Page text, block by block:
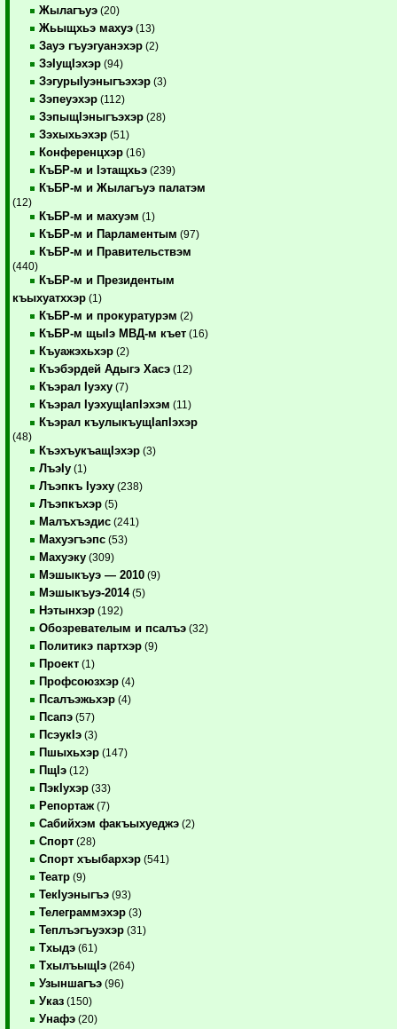
Жылагъуэ (20)
Жьыщхьэ махуэ (13)
Зауэ гъуэгуанэхэр (2)
ЗэIущIэхэр (94)
ЗэгурыIуэныгъэхэр (3)
Зэпеуэхэр (112)
ЗэпыщIэныгъэхэр (28)
Зэхыхьэхэр (51)
Конференцхэр (16)
КъБР-м и Iэтащхьэ (239)
КъБР-м и Жылагъуэ палатэм
(12)
КъБР-м и махуэм (1)
КъБР-м и Парламентым (97)
КъБР-м и Правительствэм
(440)
КъБР-м и Президентым
къыхуатххэр (1)
КъБР-м и прокуратурэм (2)
КъБР-м щыIэ МВД-м къет (16)
Къуажэхьхэр (2)
Къэбэрдей Адыгэ Хасэ (12)
Къэрал Iуэху (7)
Къэрал IуэхущIапIэхэм (11)
Къэрал къулыкъущIапIэхэр
(48)
КъэхъукъащIэхэр (3)
ЛъэIу (1)
Лъэпкъ Iуэху (238)
Лъэпкъхэр (5)
Малъхъэдис (241)
Махуэгъэпс (53)
Махуэку (309)
Мэшыкъуэ — 2010 (9)
Мэшыкъуэ-2014(5)
Нэтынхэр (192)
Обозревателым и псалъэ (32)
Политикэ партхэр (9)
Проект (1)
Профсоюзхэр (4)
Псалъэжьхэр (4)
Псапэ (57)
ПсэукIэ (3)
Пшыхьхэр (147)
ПщIэ (12)
ПэкIухэр (33)
Репортаж (7)
Сабийхэм факъыхуеджэ (2)
Спорт (28)
Спорт хъыбархэр (541)
Театр (9)
ТекIуэныгъэ (93)
Телеграммэхэр (3)
Теплъэгъуэхэр (31)
Тхыдэ (61)
ТхылъыщIэ (264)
Узыншагъэ (96)
Указ (150)
Унафэ (20)